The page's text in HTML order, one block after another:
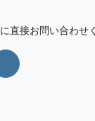
直接お問い合わせ